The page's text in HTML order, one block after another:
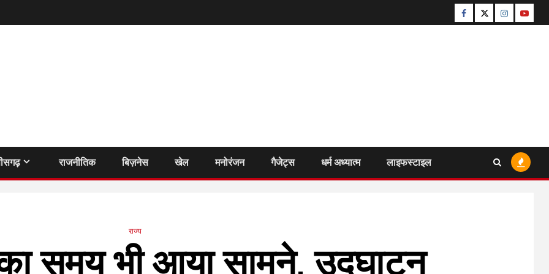
Facebook
TwitterInstagram
राजनीतिक बिज़नेस खेल मनोरंजन गैजेट्स धर्म अध्यात्म लाइफस्टाइल
राज्य
समय भी आया सामने, उद्घाटन